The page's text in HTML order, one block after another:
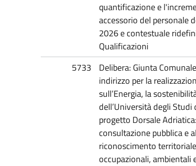
quantificazione e
accessorio del personale
2026 e contestuale
Qualificazioni
5733
Delibera: Giunta
indirizzo per la
sull’Energia, la
dell’Università degli
progetto Dorsale
consultazione pubblica e
riconoscimento
occupazionali, ambientali